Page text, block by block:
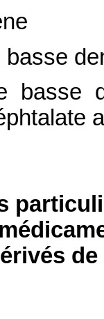
basse